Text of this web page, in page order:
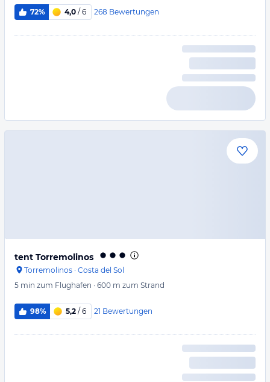
72% 4,0 / 6 268 Bewertungen
tent Torremolinos
Torremolinos · Costa del Sol
5 min zum Flughafen · 600 m zum Strand
98% 5,2 / 6 21 Bewertungen